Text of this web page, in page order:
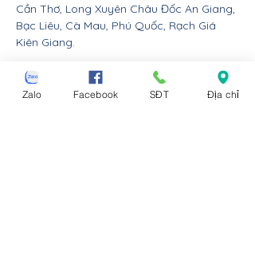
Cần Thơ, Long Xuyên Châu Đốc An Giang,
Bạc Liêu, Cà Mau, Phú Quốc, Rạch Giá
Kiên Giang.
Nội thất Linco giao hàng cho các huyện,
thị xã tx, tp thành phố tỉnh thành từ Đà
Zalo Facebook SĐT Địa chỉ